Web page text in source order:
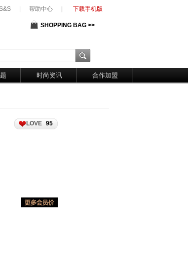
下载手机版
帮助中心
SHOPPING BAG >>
时尚资讯 合作加盟
LOVE 95